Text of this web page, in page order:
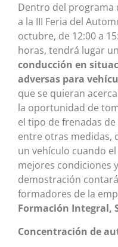
Dentro del programa
a la III Feria del
octubre, de 12:00 a
horas, tendrá lugar
conducción en
adversas para
que se quieran
la oportunidad de
el tipo de frenadas
entre otras medidas,
un vehículo cuando
mejores condiciones
demostración
formadores de la
Formación Integral,
Concentración de